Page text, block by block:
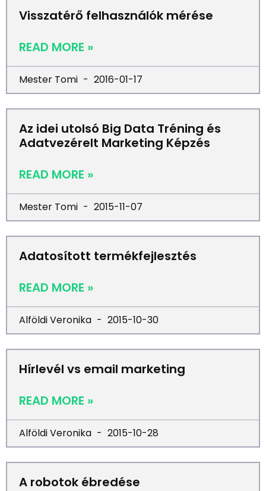
Visszatérő felhasználók mérése
READ MORE »
Mester Tomi 2016-01-17
Az idei utolsó Big Data Tréning és
Adatvezérelt Marketing Képzés
READ MORE »
Mester Tomi 2015-11-07
Adatosított termékfejlesztés
READ MORE »
Alföldi Veronika 2015-10-30
Hírlevél vs email marketing
READ MORE »
Alföldi Veronika 2015-10-28
A robotok ébredése